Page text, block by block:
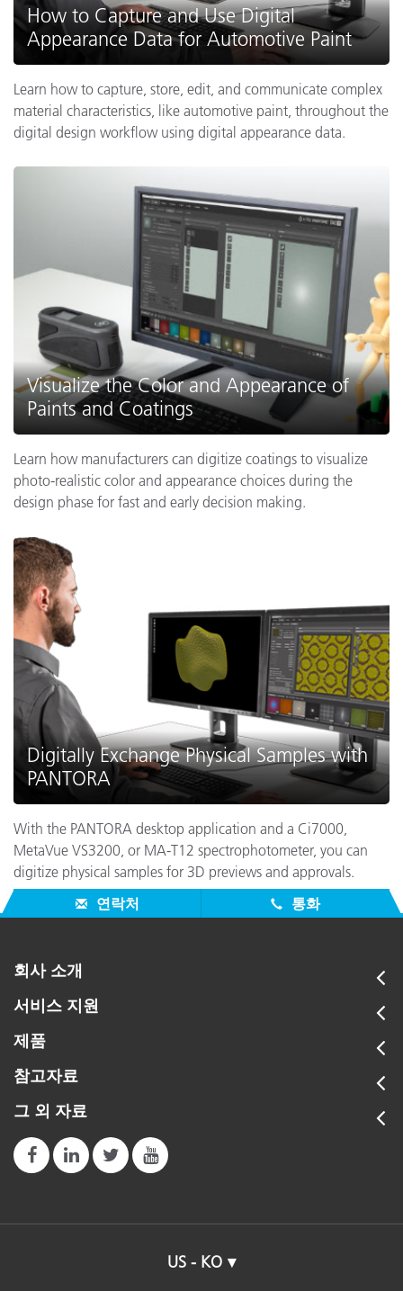
How to Capture and Use Digital
Appearance Data for Automotive Paint
Learn how to capture, store, edit, and communicate complex
material characteristics, like automotive paint, throughout the
digital design workflow using digital appearance data.
Visualize the Color and Appearance of
Paints and Coatings
Learn how manufacturers can digitize coatings to visualize
photo-realistic color and appearance choices during the
design phase for fast and early decision making.
Digitally Exchange Physical Samples with
PANTORA
With the PANTORA desktop application and a Ci7000,
MetaVue VS3200, or MA-T12 spectrophotometer, you can
digitize physical samples for 3D previews and approvals.
연락처
통화
회사 소개
서비스 지원
제품
참고자료
그 외 자료
US - KO